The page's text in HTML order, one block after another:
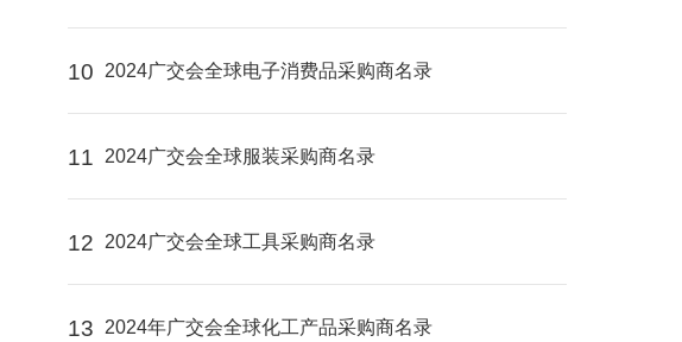
10 2024广交会全球电子消费品采购商名录
11 2024广交会全球服装采购商名录
12 2024广交会全球工具采购商名录
13 2024年广交会全球化工产品采购商名录